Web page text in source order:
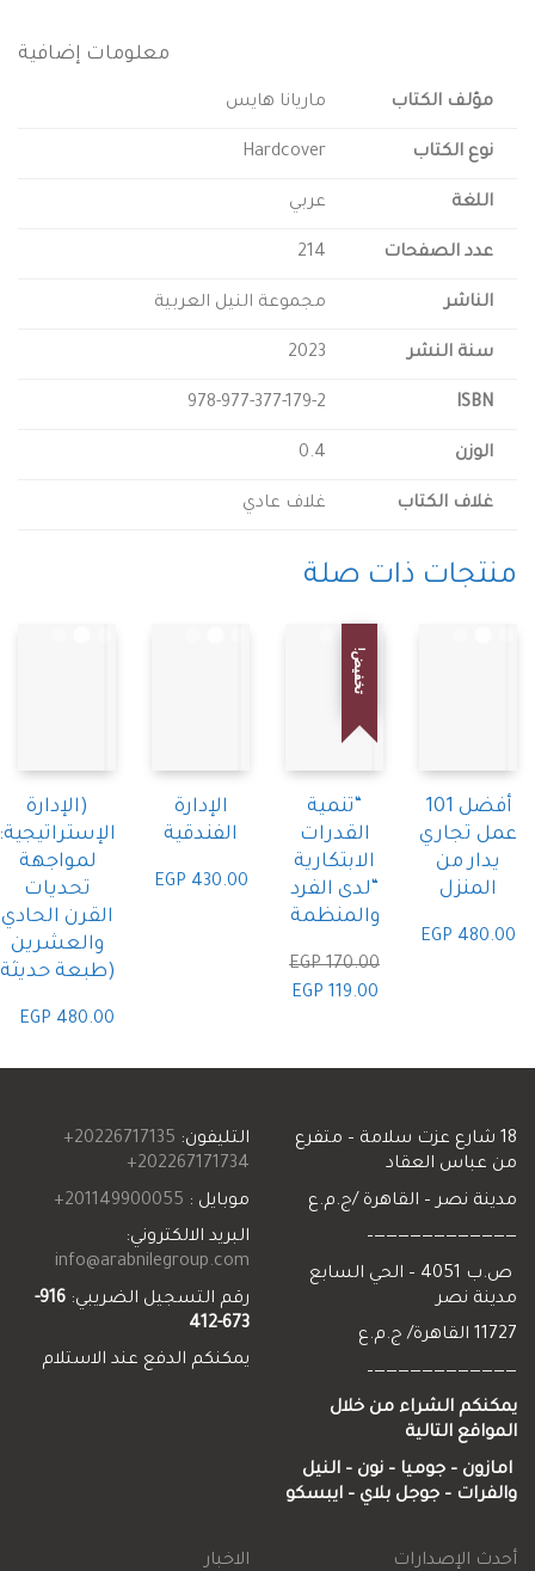
معلومات إضافية
الكتاب ماريانا هايس
الكتاب Hardcover
الصفحات
مجموعة النيل العربية
النشر
978-977-377-179-2
الكتاب غلاف عادي
ذات صلة
(الإدارة
الإستراتيجية:
لمواجهة
تحديات
القرن الحادي
والعشرين
(طبعة حديثة
EGP480.00
الفندقية
EGP430.00
القدرات
الابتكارية
“لدى الفرد
والمنظمة
EGP
EGP 170.00.
EGPالسعر
EGP 119.00.
أفضل 101
من
EGP
التليفون:20226717135+
202267171734+
موبايل :201149900055+
البريد الالكتروني:
info@arabnilegroup.com
رقم التسجيل الضريبي:
916-
يمكنكم الدفع عند الاستلام
عزت سلامة – متفرع
العقاد
نصر – القاهرة /ج.م.ع
ص.ب 4051 – الحي السابع
نصر
الشراء من خلال
التالية
– جوميا –نون– النيل
–جوجل بلاي–ايبسكو